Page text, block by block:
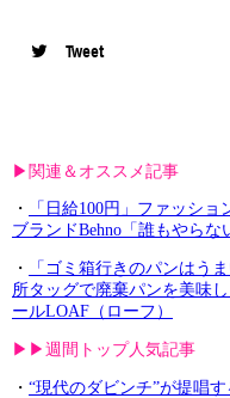
Tweet
▶︎関連＆オススメ記事
・
「日給100円」ファッシ
ブランドBehno「誰もやらな
・
「ゴミ箱行きのパンはう
所タッグで廃棄パンを美味
ールLOAF（ローフ）
▶︎▶︎週間トップ人気記事
・ “現代のダビンチ”が提唱